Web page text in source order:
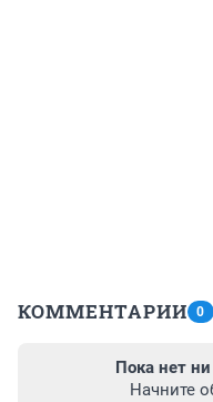
КОММЕНТАРИИ 0
Пока нет
Начните